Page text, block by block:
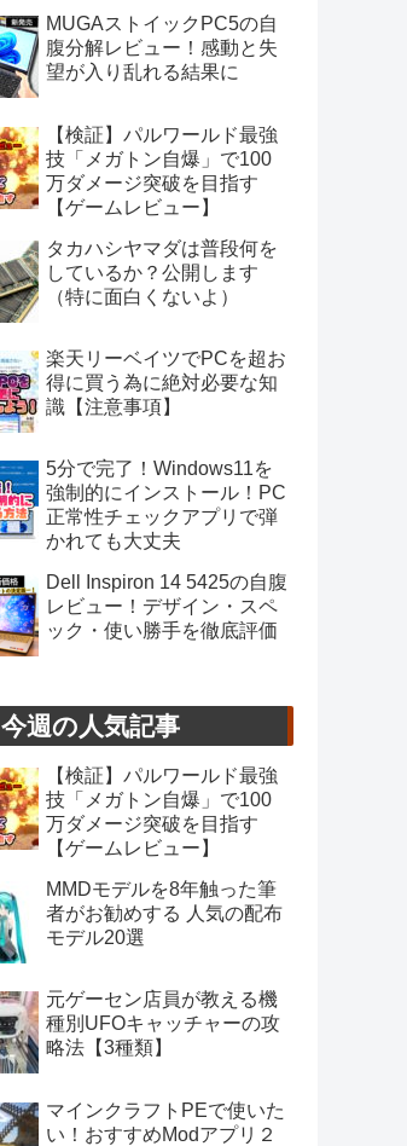
MUGAストイックPC5の自
腹分解レビュー！感動と失
望が入り乱れる結果に
【検証】パルワールド最強
技「メガトン自爆」で100
万ダメージ突破を目指す
【ゲームレビュー】
タカハシヤマダは普段何を
しているか？公開します
（特に面白くないよ）
楽天リーベイツでPCを超お
得に買う為に絶対必要な知
識【注意事項】
5分で完了！Windows11を
強制的にインストール！PC
正常性チェックアプリで弾
かれても大丈夫
Dell Inspiron 14 5425の自腹
レビュー！デザイン・スペ
ック・使い勝手を徹底評価
今週の人気記事
【検証】パルワールド最強
技「メガトン自爆」で100
万ダメージ突破を目指す
【ゲームレビュー】
MMDモデルを8年触った筆
者がお勧めする 人気の配布
モデル20選
元ゲーセン店員が教える機
種別UFOキャッチャーの攻
略法【3種類】
マインクラフトPEで使いた
い！おすすめModアプリ２